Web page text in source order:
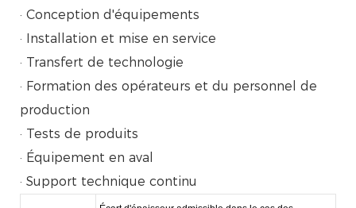
· Conception d'équipements
· Installation et mise en service
· Transfert de technologie
· Formation des opérateurs et du personnel de
production
· Tests de produits
· Équipement en aval
· Support technique continu